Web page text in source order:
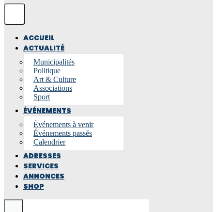
ACCUEIL
ACTUALITÉ
Municipalités
Politique
Art & Culture
Associations
Sport
ÉVÉNEMENTS
Événements à venir
Événements passés
Calendrier
ADRESSES
SERVICES
ANNONCES
SHOP